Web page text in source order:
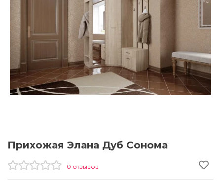
Прихожая Элана Дуб Сонома
0 отзывов